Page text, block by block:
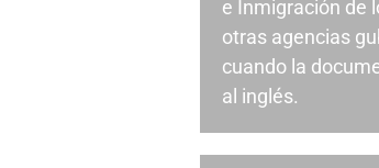
e Inmigración de
otras agencias
cuando la
al inglés.